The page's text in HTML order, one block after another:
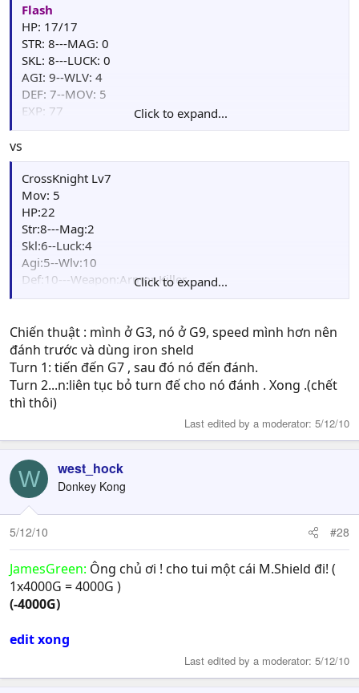
Flash
HP: 17/17
STR: 8---MAG: 0
SKL: 8---LUCK: 0
AGI: 9--WLV: 4
DEF: 7--MOV: 5
EXP: 77
Points: 00
Item: Herb(10), Fruit(1)
Click to expand...
vs
CrossKnight Lv7
Mov: 5
HP:22
Str:8---Mag:2
Skl:6--Luck:4
Agi:5--Wlv:10
Def:10---Weapon:Armor Killer
Skill:
Click to expand...
Chiến thuật : mình ở G3, nó ở G9, speed mình hơn nên
đánh trước và dùng iron sheld
Turn 1: tiến đến G7 , sau đó nó đến đánh.
Turn 2...n:liên tục bỏ turn đế cho nó đánh . Xong .(chết
thì thôi)
Last edited by a moderator: 5/12/10
W west_hock
Donkey Kong
5/12/10 #28
JamesGreen: Ông chủ ơi ! cho tui một cái M.Shield đi! (
1x4000G = 4000G )
(-4000G)
edit xong
Last edited by a moderator: 5/12/10